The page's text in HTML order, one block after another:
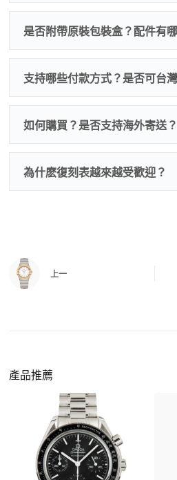
為事故，免費維修三年
人為
質檢查
度、錶帶等部位是否完好無
是否有異音，再根據款式進
測試日期調校、計時按鍵
給您確認，確定沒有問題
是否附帶原裝包裝盒？配件有
我們默認會提供普通盒子
以找我們搭配，選擇原裝盒
如是鋼帶手錶會贈送拆錶帶
注：部分原裝盒子需要加錢
支持哪些付款方式？是否可台
交易方式
如何購買？是否支持海外寄送？
請先透過網站上的聯繫方式與
們會先幫您確認版本與實際價格
二、確認款式與價格
客服會與您確認品牌、尺寸、
有現貨會直接幫您預留；若需
為什麽復刻表越來越受歡迎？
：以原裝價
同外觀與佩戴質感。
合日常通勤與旅行佩戴。
上一
產品推薦